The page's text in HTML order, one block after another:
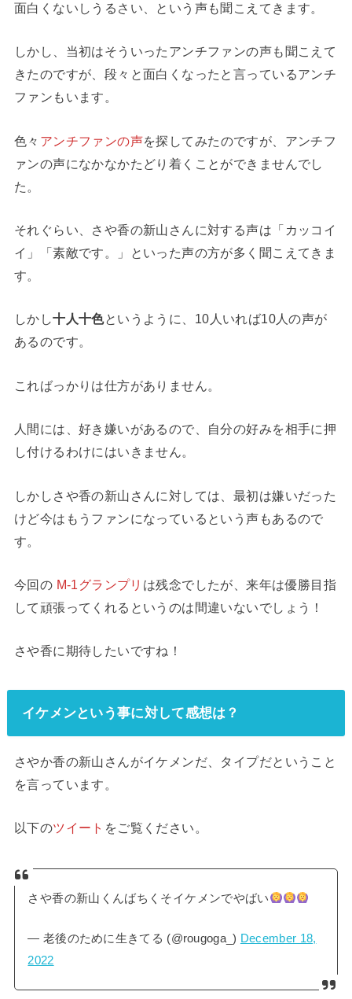
面白くないしうるさい、という声も聞こえてきます。
しかし、当初はそういったアンチファンの声も聞こえて
きたのですが、段々と面白くなったと言っているアンチ
ファンもいます。
色々 アンチファンの声を探してみたのですが、アンチフ
ァンの声になかなかたどり着くことができませんでし
た。
それぐらい、さや香の新山さんに対する声は「カッコイ
イ」「素敵です。」といった声の方が多く聞こえてきま
す。
しかし十人十色というように、10人いれば10人の声が
あるのです。
こればっかりは仕方がありません。
人間には、好き嫌いがあるので、自分の好みを相手に押
し付けるわけにはいきません。
しかしさや香の新山さんに対しては、最初は嫌いだった
けど今はもうファンになっているという声もあるので
す。
今回の M-1グランプリ は残念でしたが、来年は優勝目指
して頑張ってくれるというのは間違いないでしょう！
さや香に期待したいですね！
イケメンという事に対して感想は？
さやか香の新山さんがイケメンだ、タイプだということ
を言っています。
以下のツイート をご覧ください。
さや香の新山くんばちくそイケメンでやばい
— 老後のために生きてる (@rougoga_) December 18,
2022